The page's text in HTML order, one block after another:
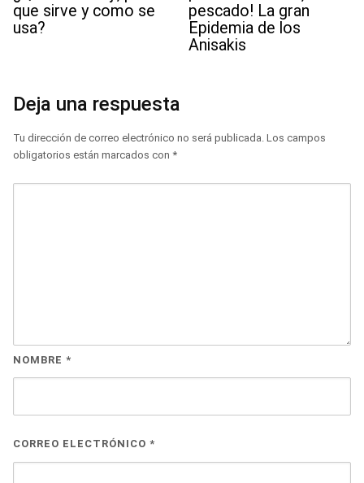
que sirve y como se
usa?
pescado! La gran
Epidemia de los
Anisakis
Deja una respuesta
Tu dirección de correo electrónico no será publicada. Los campos
obligatorios están marcados con *
NOMBRE *
CORREO ELECTRÓNICO *